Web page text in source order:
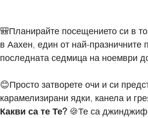
🎒Планирайте посещението си в
в Аахен, един от най-празничните
последната седмица на ноември
😊Просто затворете очи и си
карамелизирани ядки, канела и
Какви са те Те? 🍪Те са